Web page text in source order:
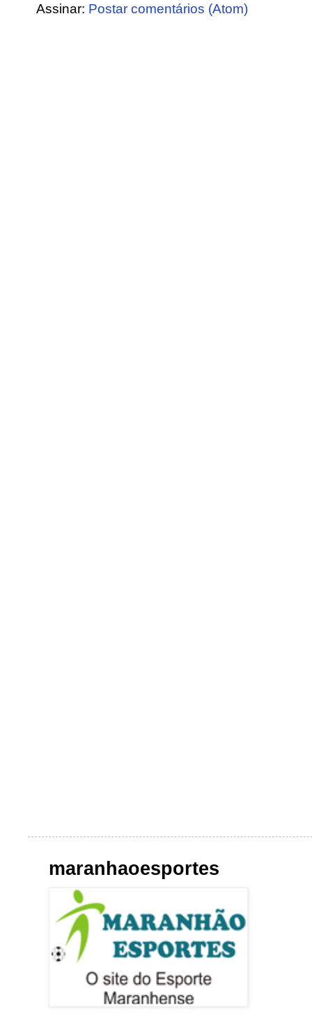
Assinar: Postar comentários (Atom)
maranhaoesportes